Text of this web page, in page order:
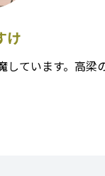
け
ています。高